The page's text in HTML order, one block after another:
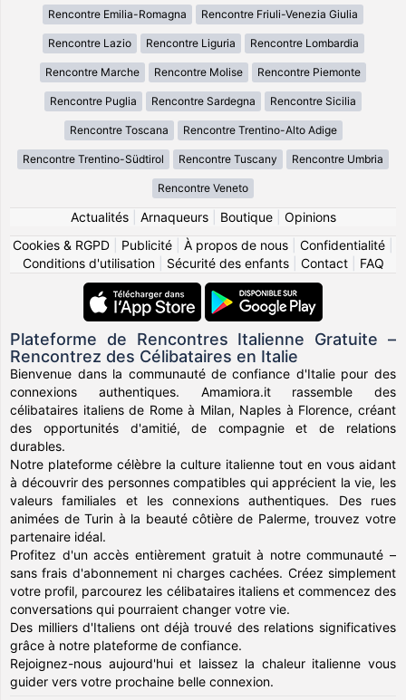
Rencontre Emilia-Romagna Rencontre Friuli-Venezia Giulia
Rencontre Lazio Rencontre Liguria Rencontre Lombardia
Rencontre Marche Rencontre Molise Rencontre Piemonte
Rencontre Puglia Rencontre Sardegna Rencontre Sicilia
Rencontre Toscana Rencontre Trentino-Alto Adige
Rencontre Trentino-Südtirol Rencontre Tuscany Rencontre Umbria
Rencontre Veneto
Actualités| Arnaqueurs| Boutique| Opinions
Cookies & RGPD
Publicité À propos de nous Confidentialité
Conditions d'utilisation| Sécurité des enfants| Contact| FAQ
Plateforme de Rencontres Italienne Gratuite –
Rencontrez des Célibataires en Italie
Bienvenue dans la communauté de confiance d'Italie pour des
connexions authentiques. Amamiora.it rassemble des
célibataires italiens de Rome à Milan, Naples à Florence, créant
des opportunités d'amitié, de compagnie et de relations
durables.
Notre plateforme célèbre la culture italienne tout en vous aidant
à découvrir des personnes compatibles qui apprécient la vie, les
valeurs familiales et les connexions authentiques. Des rues
animées de Turin à la beauté côtière de Palerme, trouvez votre
partenaire idéal.
Profitez d'un accès entièrement gratuit à notre communauté –
sans frais d'abonnement ni charges cachées. Créez simplement
votre profil, parcourez les célibataires italiens et commencez des
conversations qui pourraient changer votre vie.
Des milliers d'Italiens ont déjà trouvé des relations significatives
grâce à notre plateforme de confiance.
Rejoignez-nous aujourd'hui et laissez la chaleur italienne vous
guider vers votre prochaine belle connexion.